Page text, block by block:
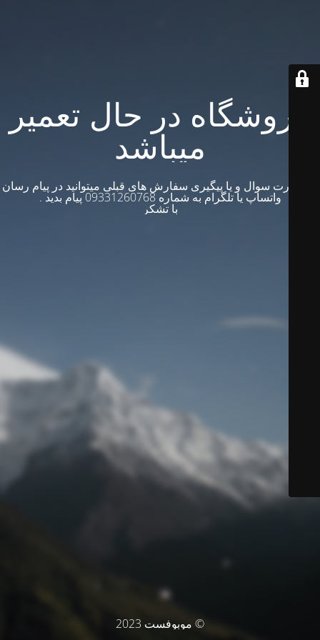
فروشگاه در حال تعمیر
میباشد
در صورت سوال و یا پیگیری سفارش های قبلی میتوانید در پیام رسان
واتساپ یا تلگرام به شماره 09331260768 پیام بدید .
با تشکر
© موبوفست 2023